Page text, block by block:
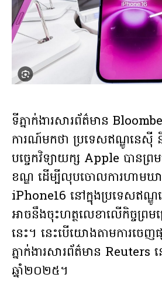
ទីភ្នាក់ងារសារព័ត៌មាន​
ការណ៍មកថា ប្រទេសឥណ្ឌូនេស៊ី
បច្ចេកវិទ្យាយក្ស Apple បានព្រ
ខណ្ឌ ដើម្បីលុបចោលការហាមឃ
iPhone16 នៅក្នុងប្រទេសឥ
អាចនឹងចុះហត្ថលេខាលើកិច្ចព្រ
នេះ។ នេះបើយោងតាមការចេ
ភ្នាក់ងារសារព័ត៌មាន​ Reuters
ឆ្នាំ២០២៥។